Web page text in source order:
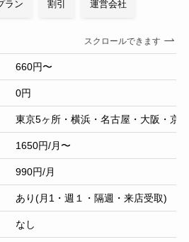
ラン 割引 運営会社
スクロールできます
660円〜
0円
東京5ヶ所・横浜・名古屋・大阪・
1650円/月〜
990円/月
あり(月1・週１・隔週・来店受取)
なし